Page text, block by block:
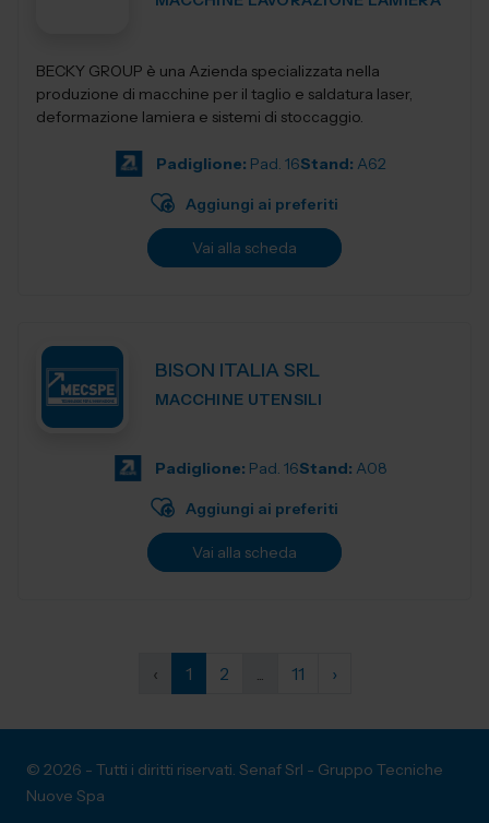
BECKY GROUP è una Azienda specializzata nella
produzione di macchine per il taglio e saldatura laser,
deformazione lamiera e sistemi di stoccaggio.
Padiglione: Pad. 16Stand: A62
Aggiungi ai preferiti
Vai alla scheda
BISON ITALIA SRL
MACCHINE UTENSILI
Padiglione: Pad. 16Stand: A08
Aggiungi ai preferiti
Vai alla scheda
‹ 1 2 ... 11 ›
© 2026 - Tutti i diritti riservati. Senaf Srl - Gruppo Tecniche
Nuove Spa